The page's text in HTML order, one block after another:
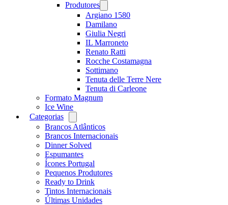
Produtores
menu
Argiano 1580
Damilano
Giulia Negri
IL Marroneto
Renato Ratti
Rocche Costamagna
Sottimano
Tenuta delle Terre Nere
Tenuta di Carleone
Formato Magnum
Ice Wine
Categorias
menu
Brancos Atlânticos
Brancos Internacionais
Dinner Solved
Espumantes
Ícones Portugal
Pequenos Produtores
Ready to Drink
Tintos Internacionais
Últimas Unidades